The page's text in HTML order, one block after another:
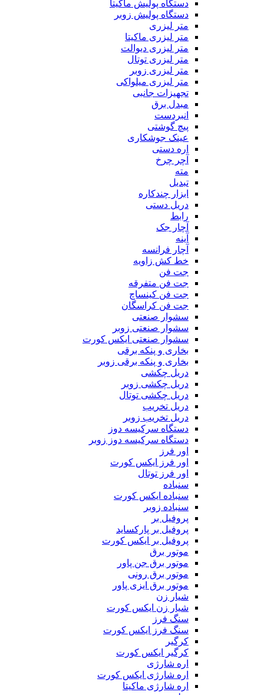
دستگاه پولیش ماکیتا
دستگاه پولیش زوبر
متر لیزری
متر لیزری ماکیتا
متر لیزری دیوالت
متر لیزری توتال
متر لیزری زوبر
متر لیزری میلواکی
تجهیزات جانبی
مبدل برق
انبردست
پیچ گوشتی
عینک جوشکاری
اره دستی
آچر چرخ
مته
تبدیل
ابزار چندکاره
دریل دستی
رابط
آچار جک
آینه
آچار فرانسه
خط کش زاویه
جت فن
جت فن متفرقه
جت فن کینساچ
جت فن کراسگان
سشوار صنعتی
سشوار صنعتی زوبر
سشوار صنعتی ایکس کورت
بخاری و پنکه برقی
بخاری و پنکه برقی زوبر
دریل چکشی
دریل چکشی زوبر
دریل چکشی توتال
دریل تخریب
دریل تخریب زوبر
دستگاه سرکیسه دوز
دستگاه سرکیسه دوز زوبر
اور فرز
اور فرز ایکس کورت
اور فرز توتال
سنباده
سنباده ایکس کورت
سنباده زوبر
پروفیل بر
پروفیل بر پارکساید
پروفیل بر ایکس کورت
موتور برق
موتور برق جن پاور
موتور برق رونی
موتور برق ایزی پاور
شیار زن
شیار زن ایکس کورت
سنگ فرز
سنگ فرز ایکس کورت
کرگیر
کرگیر ایکس کورت
اره شارژی
اره شارژی ایکس کورت
اره شارژی ماکیتا